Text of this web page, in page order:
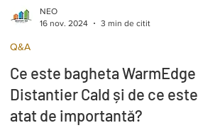
Ce este bagheta WarmEdge
Distantier Cald și de ce este
atat de importantă?
Q&A
NEO
16 nov. 2024
3 min de citit